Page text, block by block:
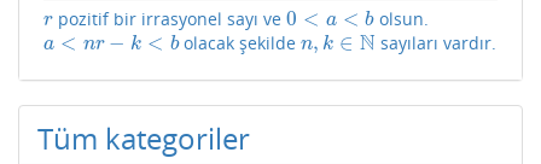
r
r pozitif bir irrasyonel sayı ve0 < a < b
0 <a< b olsun.
a < nr − k < b
a<nr −k< b olacak şekilden, k ∈ N
n,k∈ N sayıları vardır.
Tüm kategoriler